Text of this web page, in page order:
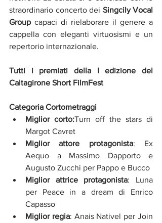
straordinario concerto dei Singcily Vocal
Group capaci di rielaborare il genere a
cappella con eleganti virtuosismi e un
repertorio internazionale.
Tutti i premiati della I edizione del
Caltagirone Short FilmFest
Categoria Cortometraggi
Miglior corto:Turn off the stars di
Margot Cavret
Miglior attore protagonista: Ex
Aequo a Massimo Dapporto e
Augusto Zucchi per Pappo e Bucco
Miglior attrice protagonista: Luna
per Peace in a dream di Enrico
Capasso
Miglior regia: Anais Nativel per Join